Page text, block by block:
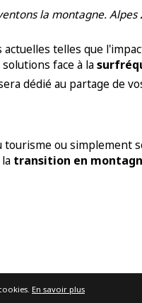
la montagne.
telles que
face à la
dédié au partage de
ou simplement
transition en
En savoir plus